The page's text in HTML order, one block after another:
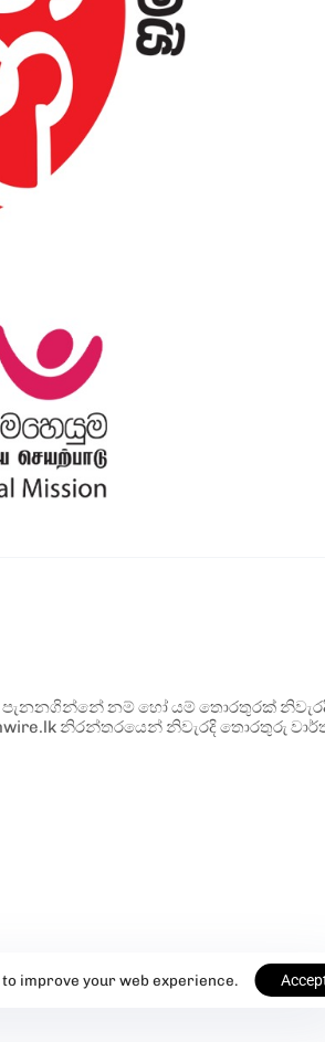
නම් හෝ යම් තොරතුරක්
නිරන්තරයෙන් නිවැරදි තොරතුරු
improve your web experience.